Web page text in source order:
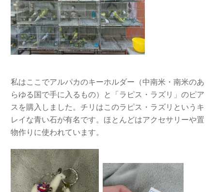
私はここでアルパカのキーホルダー（中南米・南米のあ
らゆる国で手に入るもの）と「ラピス・ラズリ」のピア
スを購入しました。チリはこのラピス・ラズリというキ
レイな青い石が有名です。ほとんどはアクセサリーや置
物作りに使われています。